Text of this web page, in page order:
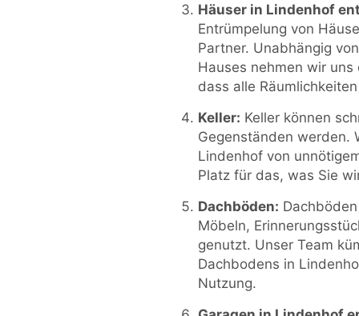
Häuser in Lindenhof
Entrümpelung von
Partner. Unabhängig
Hauses nehmen wir
dass alle
Keller: Keller können
Gegenständen werden.
Lindenhof von
Platz für das, was Sie
Dachböden:
Möbeln,
genutzt. Unser Team
Dachbodens in
Nutzung.